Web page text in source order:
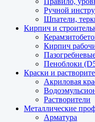
Ручной
Шпатели,
Кирпич и
Кирпич
Пеноблоки
Краски и
Акриловая
Растворители
Металлические
Арматура